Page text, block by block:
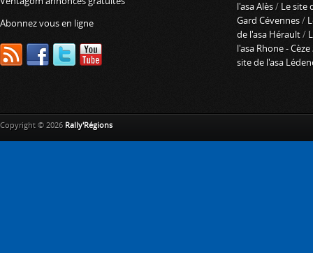
Abonnez vous en ligne
l'asa Alès/ Le site
Gard Cévennes/
de l'asa Hérault/
l'asa Rhone - Cèze
site de l'asa
Copyright © 2026 Rally'Régions